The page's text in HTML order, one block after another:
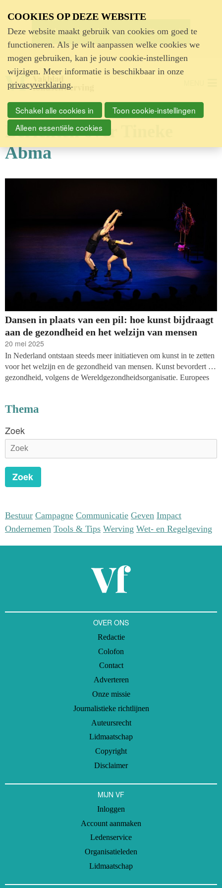
Advertentie
Berichten over Tineke
Abma
Dansen in plaats van een pil: hoe kunst bijdraagt
aan de gezondheid en het welzijn van mensen
20 mei 2025
In Nederland ontstaan steeds meer initiatieven om kunst in te zetten
voor het welzijn en de gezondheid van mensen. Kunst bevordert de
gezondheid, volgens de Wereldgezondheidsorganisatie. Europees
ervaringsdeskundige. Vraag die hierbij speelt is: is hier financiering
Thema
Zoek
Zoek
Bestuur Campagne Communicatie Geven Impact
Ondernemen Tools & Tips Werving Wet- en Regelgeving
OVER ONS
Redactie
Colofon
Contact
Adverteren
Onze missie
Journalistieke richtlijnen
Auteursrecht
Lidmaatschap
Copyright
Disclaimer
MIJN VF
Inloggen
Account aanmaken
Ledenservice
Organisatieleden
Lidmaatschap
COOKIES OP DEZE WEBSITE
Deze website maakt gebruik van cookies om goed te
functioneren. Als je wilt aanpassen welke cookies we
mogen gebruiken, kan je jouw cookie-instellingen
wijzigen. Meer informatie is beschikbaar in onze
privacyverklaring.
Schakel alle cookies in
Toon cookie-instellingen
Alleen essentiële cookies